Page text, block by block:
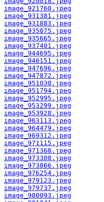
image_921760.jpeg
image_931381.jpeg
image_931883.jpeg
image_935075.jpeg
image_935665.jpeg
image_937401.jpeg
image_944695.jpeg
image_946151.jpeg
image_947696.jpeg
image_947872.jpeg
image_951030.jpeg
image_951794.jpeg
image_952995.jpeg
image_953299.jpeg
image_953928.jpeg
image_963113.jpeg
image_964479.jpeg
image_969312.jpeg
image_971115.jpeg
image_971368.jpeg
image_973308.jpeg
image_973866.jpeg
image_976254.jpeg
image_979123.jpeg
image_979737.jpeg
image_980093.jpeg